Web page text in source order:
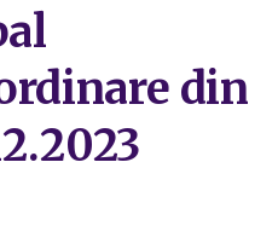
din